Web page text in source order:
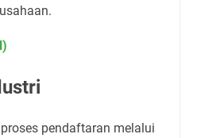
pendaftaran melalui